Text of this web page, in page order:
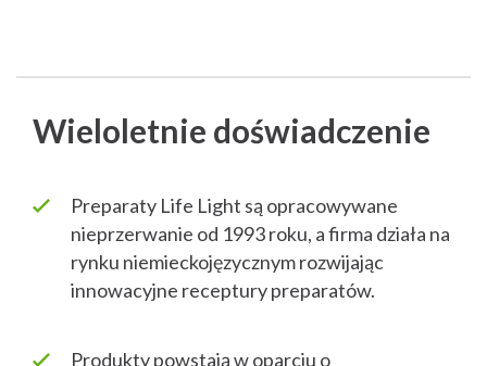
Wieloletnie doświadczenie
Preparaty Life Light są opracowywane
nieprzerwanie od 1993 roku, a firma działa na
rynku niemieckojęzycznym rozwijając
innowacyjne receptury preparatów.
Produkty powstają w oparciu o